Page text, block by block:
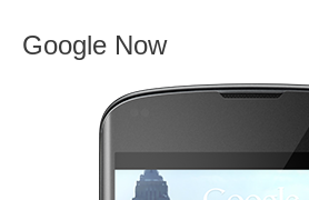
Google Now